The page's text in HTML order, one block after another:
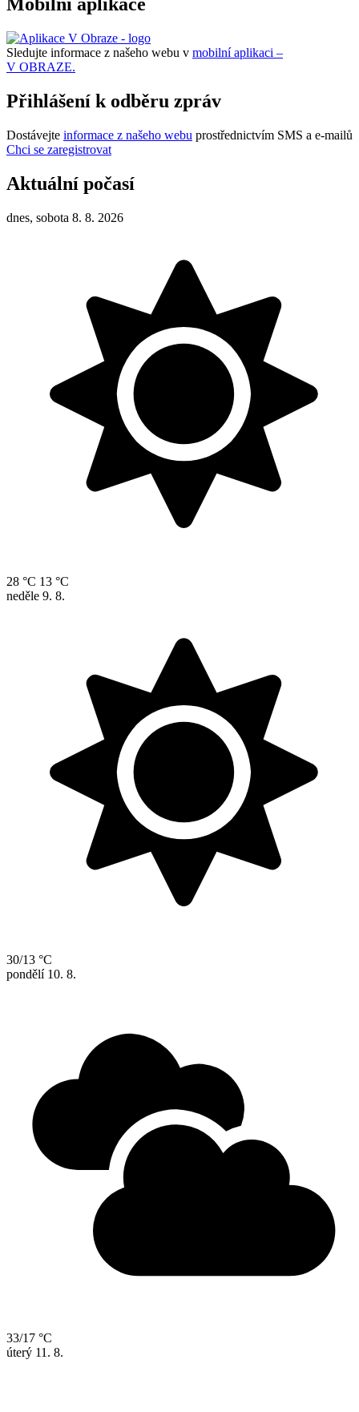
Sledujte informace z našeho webu v mobilní aplikaci –
V OBRAZE.
Přihlášení k odběru zpráv
Dostávejte informace z našeho webu prostřednictvím SMS a e-mailů
Chci se zaregistrovat
Aktuální počasí
dnes, sobota 8. 8. 2026
28 °C 13 °C
neděle 9. 8.
30/13 °C
pondělí 10. 8.
33/17 °C
úterý 11. 8.